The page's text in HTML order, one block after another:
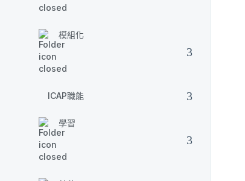
模組化
ICAP職能
學習